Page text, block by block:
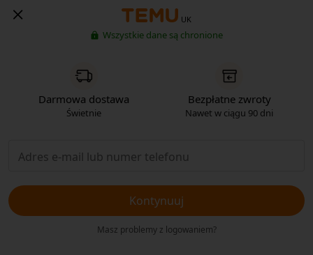
UK
Wszystkie dane są chronione
Darmowa dostawa
Świetnie
Bezpłatne zwroty
Nawet w ciągu 90 dni
Kontynuuj
Masz problemy z logowaniem?